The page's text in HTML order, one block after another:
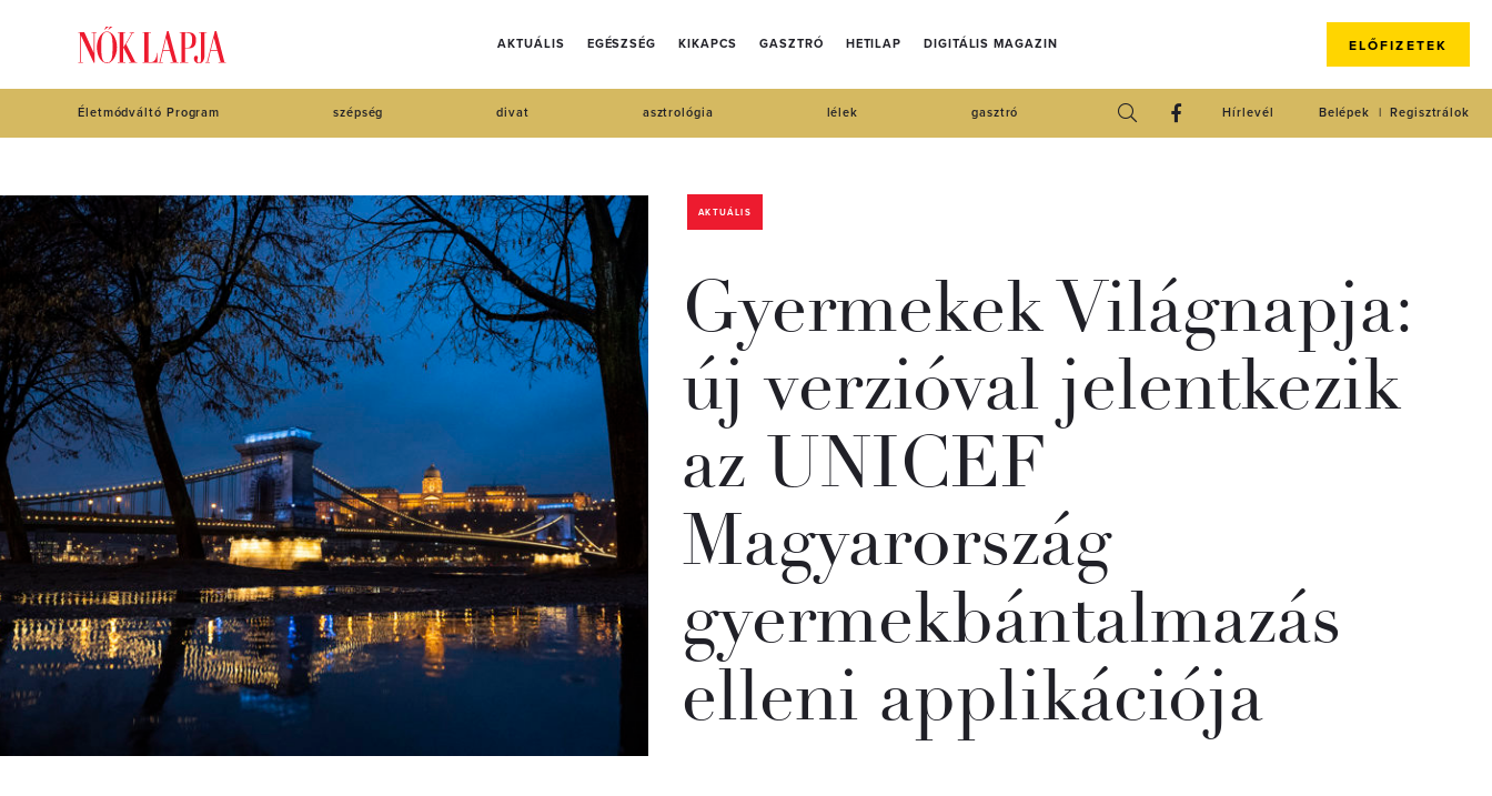
AKTUÁLIS EGÉSZSÉG KIKAPCS GASZTRÓ HETILAP DIGITÁLIS MAGAZIN ELŐFIZETEK
Életmódváltó Program szépség divat asztrológia lélek gasztró Regisztrálok
Belépek
Hírlevél
AKTUÁLIS
Gyermekek Világnapja:
új verzióval jelentkezik
az UNICEF
Magyarország
gyermekbántalmazás
elleni applikációja